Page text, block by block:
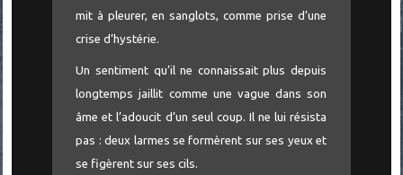
mit à pleurer, en sanglots, comme prise d’une
crise d’hystérie.
Un sentiment qu’il ne connaissait plus depuis
longtemps jaillit comme une vague dans son
âme et l’adoucit d’un seul coup. Il ne lui résista
pas : deux larmes se formèrent sur ses yeux et
se figèrent sur ses cils.